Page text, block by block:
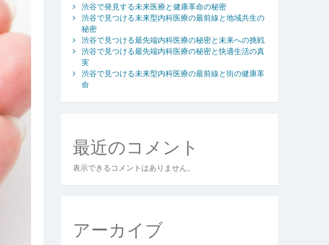
渋谷で発見する未来医療と健康革命の秘密
渋谷で見つける未来型内科医療の最前線と地域共生の
秘密
渋谷で見つける最先端内科医療の秘密と未来への挑戦
渋谷で見つける最先端内科医療の秘密と快適生活の真
実
渋谷で見つける未来型内科医療の最前線と街の健康革
命
最近のコメント
表示できるコメントはありません。
アーカイブ